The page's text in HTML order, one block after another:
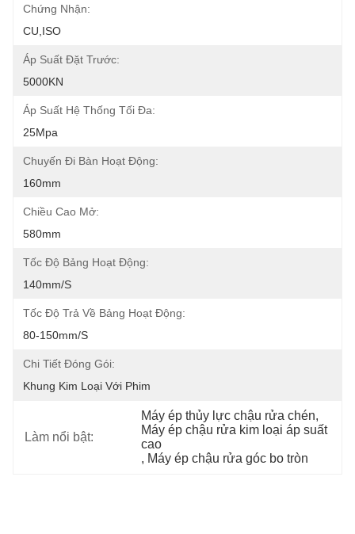
Chứng Nhận:
CU,ISO
Áp Suất Đặt Trước:
5000KN
Áp Suất Hệ Thống Tối Đa:
25Mpa
Chuyến Đi Bàn Hoạt Động:
160mm
Chiều Cao Mở:
580mm
Tốc Độ Bảng Hoạt Động:
140mm/s
Tốc Độ Trả Về Bảng Hoạt Động:
80-150mm/s
Chi Tiết Đóng Gói:
Khung Kim Loại Với Phim
Làm nổi bật:
Máy ép thủy lực chậu rửa chén,
Máy ép chậu rửa kim loại áp suất
cao
, Máy ép chậu rửa góc bo tròn